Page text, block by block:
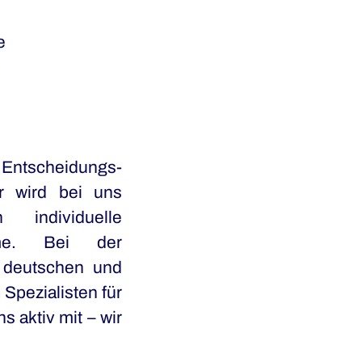
wird bei uns
individuelle
Bei der
und
für
aktiv mit – wir